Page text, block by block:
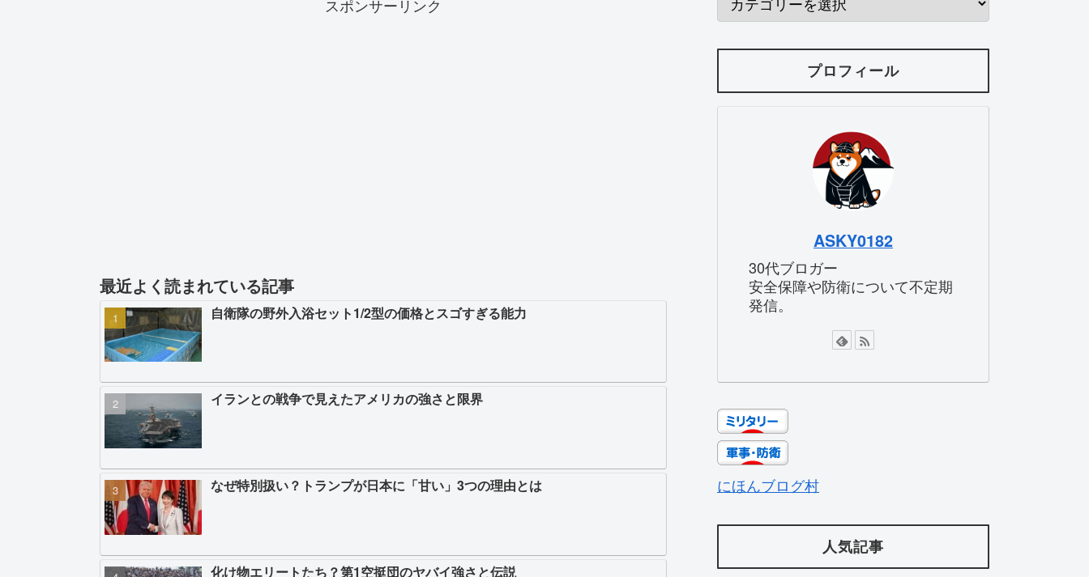
スポンサーリンク
最近よく読まれている記事
自衛隊の野外入浴セット1/2型の価格とスゴすぎる能力
イランとの戦争で見えたアメリカの強さと限界
なぜ特別扱い？トランプが日本に「甘い」3つの理由とは
化け物エリートたち？第1空挺団のヤバイ強さと伝説
プロフィール
ASKY0182
30代ブロガー
安全保障や防衛について不定期
発信。
にほんブログ村
人気記事